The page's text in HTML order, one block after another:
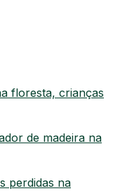
floresta, crianças
de madeira na
perdidas na